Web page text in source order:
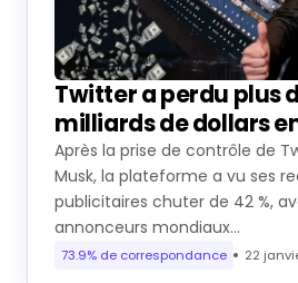
Twitter a perdu plus
milliards de dollars
Après la prise de contrôle de
Musk, la plateforme a vu ses
publicitaires chuter de 42 %,
annonceurs mondiaux…
73.9% de correspondance 22